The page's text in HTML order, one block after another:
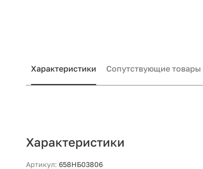
Характеристики Сопутствующие товары
Характеристики
Артикул: 658НБ03806